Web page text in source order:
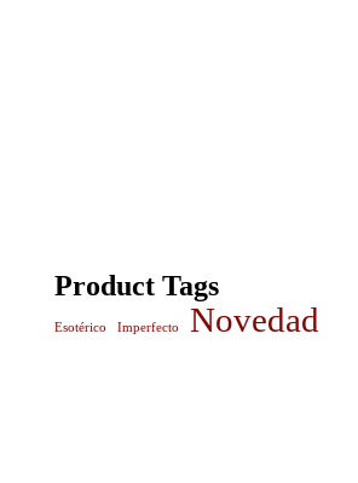
Product Tags
Esotérico Imperfecto Novedad